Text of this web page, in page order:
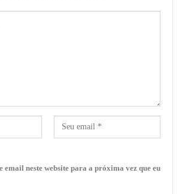
email neste website para a próxima vez que eu